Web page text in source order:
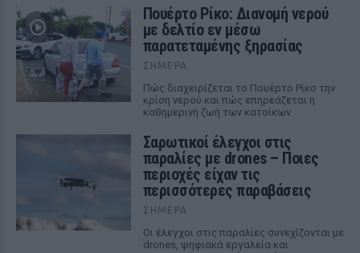
Πουέρτο Ρίκο: Διανομή νερού
με δελτίο εν μέσω
παρατεταμένης ξηρασίας
ΣΉΜΕΡΑ
Πώς διαχειρίζεται το Πουέρτο Ρίκο την
κρίση νερού και πώς επηρεάζεται η
καθημερινή ζωή των κατοίκων
Σαρωτικοί έλεγχοι στις
παραλίες με drones – Ποιες
περιοχές είχαν τις
περισσότερες παραβάσεις
ΣΉΜΕΡΑ
Οι έλεγχοι στις παραλίες συνεχίζονται με
drones, ψηφιακά εργαλεία και